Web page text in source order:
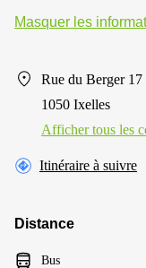
Masquer les
Rue du Berger 17
1050 Ixelles
Afficher tous les
Itinéraire à suivre
Distance
Bus